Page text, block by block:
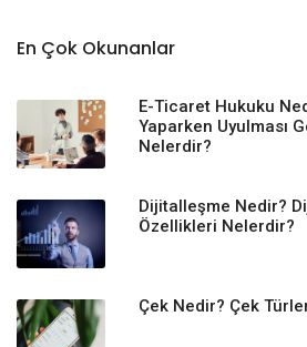
En Çok Okunanlar
E-Ticaret Hukuku
Yaparken Uyulması
Nelerdir?
Dijitalleşme Nedir?
Özellikleri Nelerdir?
Çek Nedir? Çek